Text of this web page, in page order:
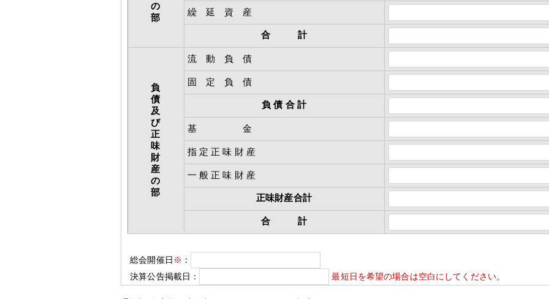
の
部
繰 延 資 産
合 計
負
債
及
び
正
味
財
産
の
部
流 動 負 債
固 定 負 債
負 債 合 計
基 金
指 定 正 味 財 産
一 般 正 味 財 産
正味財産合計
合 計
総会開催日 ※ ：
決算公告掲載日：
最短日を希望の場合は空白にしてください。